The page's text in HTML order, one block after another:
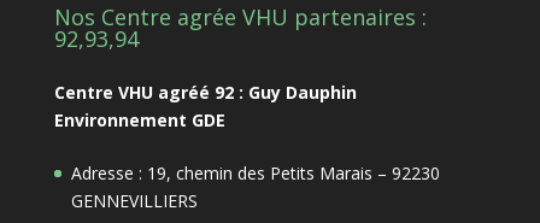
Nos Centre agrée VHU partenaires :
92,93,94
Centre VHU agréé 92 : Guy Dauphin
Environnement GDE
Adresse : 19, chemin des Petits Marais – 92230
GENNEVILLIERS